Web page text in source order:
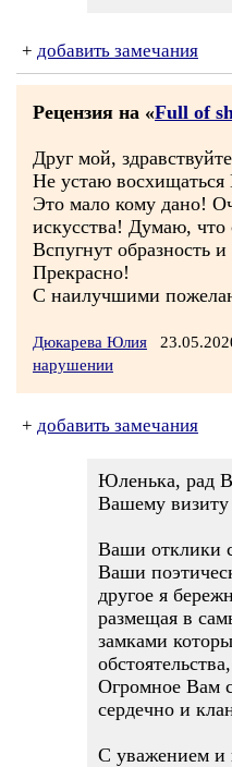
+ добавить замечания
Рецензия на «Full of
Друг мой,
Не устаю
Это мало кому дано!
искусства! Думаю, что
Вспугнут образность
Прекрасно!
С наилучшими
Дюкарева Юлия
нарушении
+ добавить замечания
Юленька, рад
Вашему визиту
Ваши отклики
Ваши
другое я
размещая в
замками
Огромное Вам
сердечно и
С уважением и